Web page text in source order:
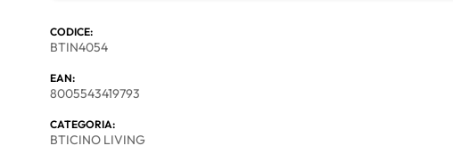
CODICE:
BTIN4054
EAN:
8005543419793
CATEGORIA:
BTICINO LIVING